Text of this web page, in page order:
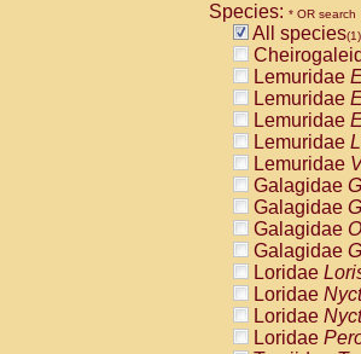
Cebidae
Cebidae
Cebidae
Cebidae
Cebidae
Atelidae
Atelidae
Atelidae
Atelidae
Atelidae
Atelidae
Atelidae
Atelidae
Atelidae
Atelidae
Pitheciidae
Species: * OR search
All species(1)
Lemuridae
Lemuridae
Lemuridae
Lemuridae
Lemuridae
Galagidae
Galagidae
Galagidae
Galagidae
Loridae
Loridae
Loridae
Loridae